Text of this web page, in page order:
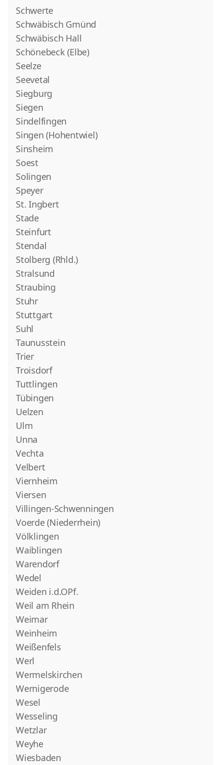
Schwerte
Schwäbisch Gmünd
Schwäbisch Hall
Schönebeck (Elbe)
Seelze
Seevetal
Siegburg
Siegen
Sindelfingen
Singen (Hohentwiel)
Sinsheim
Soest
Solingen
Speyer
St. Ingbert
Stade
Steinfurt
Stendal
Stolberg (Rhld.)
Stralsund
Straubing
Stuhr
Stuttgart
Suhl
Taunusstein
Trier
Troisdorf
Tuttlingen
Tübingen
Uelzen
Ulm
Unna
Vechta
Velbert
Viernheim
Viersen
Villingen-Schwenningen
Voerde (Niederrhein)
Völklingen
Waiblingen
Warendorf
Wedel
Weiden i.d.OPf.
Weil am Rhein
Weimar
Weinheim
Weißenfels
Werl
Wermelskirchen
Wernigerode
Wesel
Wesseling
Wetzlar
Weyhe
Wiesbaden